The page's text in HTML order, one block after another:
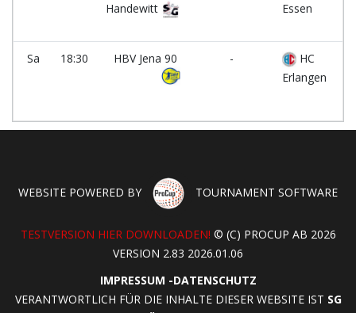
Handewitt
Essen
Sa 18:30 HBV Jena 90 -
HC
Erlangen
WEBSITE POWERED BY TOURNAMENT SOFTWARE
TESTVERSION HIER DOWNLOADEN! © (C) PROCUP AB 2026
VERSION 2.83 2026.01.06
IMPRESSUM -DATENSCHUTZ
VERANTWORTLICH FÜR DIE INHALTE DIESER WEBSITE IST SG